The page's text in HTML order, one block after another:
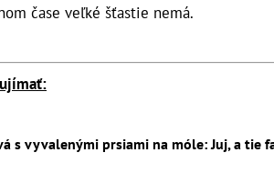
čase veľké šťastie nemá.
s vyvalenými prsiami na móle: Juj, a tie